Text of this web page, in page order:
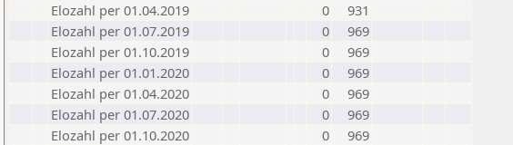
Elozahl per 01.04.2019
0
931
Elozahl per 01.07.2019
0
969
Elozahl per 01.10.2019
0
969
Elozahl per 01.01.2020
0
969
Elozahl per 01.04.2020
0
969
Elozahl per 01.07.2020
0
969
Elozahl per 01.10.2020
0
969